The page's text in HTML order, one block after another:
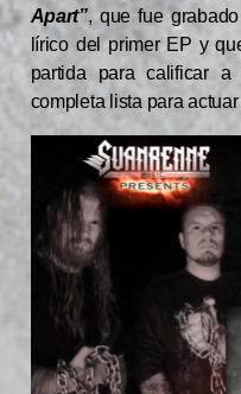
Apart”, que fue
lírico del primer EP y
partida para calificar
completa lista para